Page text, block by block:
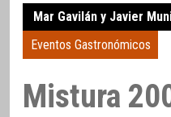
Mar Gavilán y Javier
Eventos Gastronómicos
Mistura